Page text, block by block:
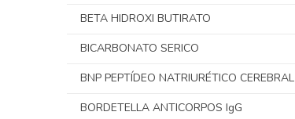
BETA HIDROXI BUTIRATO
BICARBONATO SERICO
BNP PEPTÍDEO NATRIURÉTICO CEREBRAL
BORDETELLA ANTICORPOS IgG